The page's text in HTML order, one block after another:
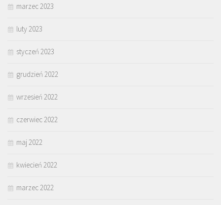
marzec 2023
luty 2023
styczeń 2023
grudzień 2022
wrzesień 2022
czerwiec 2022
maj 2022
kwiecień 2022
marzec 2022